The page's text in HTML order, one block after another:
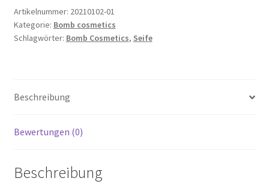
Crazy
Cupid
Menge
Artikelnummer: 20210102-01
Kategorie: Bomb cosmetics
Schlagwörter: Bomb Cosmetics, Seife
Beschreibung
Bewertungen (0)
Beschreibung